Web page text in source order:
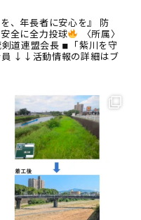
、年長者に安心を』
防
全に全力投球
〈所属〉
道連盟会長 ◾︎「紫川を守
↓↓活動情報の詳細はブ